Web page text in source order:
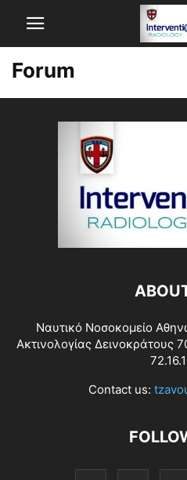
Forum
Ναυτικό Νοσοκομείο
Ακτινολογίας Δεινοκράτους
Contact us: